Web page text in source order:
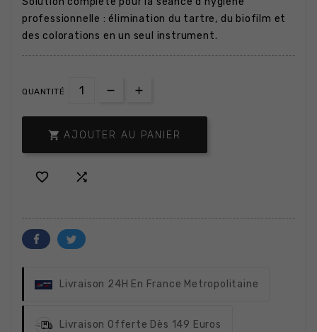
professionnelle : élimination du tartre, du biofilm et
des colorations en un seul instrument.
QUANTITÉ
 AJOUTER AU PANIER
 
Livraison 24H En France Metropolitaine
Livraison Offerte Dès 149 Euros